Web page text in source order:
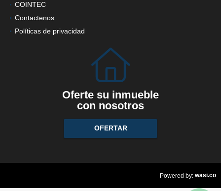
COINTEC
Contactenos
Políticas de privacidad
Oferte su inmueble
con nosotros
OFERTAR
Powered by: wasi.co